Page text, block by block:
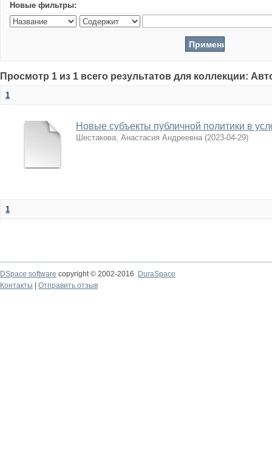
Новые фильтры:
Просмотр 1 из 1 всего результатов для коллекции:
1
Новые субъекты публичной политики в
Шестакова, Анастасия Андреевна (2023-04-29)
1
DSpace software copyright © 2002-2016
DuraSpace
Контакты
Отправить отзыв